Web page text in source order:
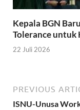
Kepala BGN
Tolerance untuk
22 Juli 2026
PREVIOUS
ISNU-Unusa